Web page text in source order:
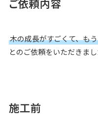
ご依頼内容
木の成長がすごくて、も
とのご依頼をいただきまし
施工前